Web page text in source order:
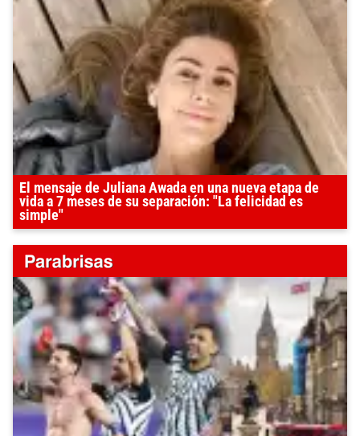
El mensaje de Juliana Awada en una nueva etapa de
vida a 7 meses de su separación: "La felicidad es
simple"